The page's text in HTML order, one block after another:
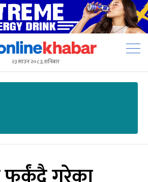
२३ साउन २०८३, शनिबार